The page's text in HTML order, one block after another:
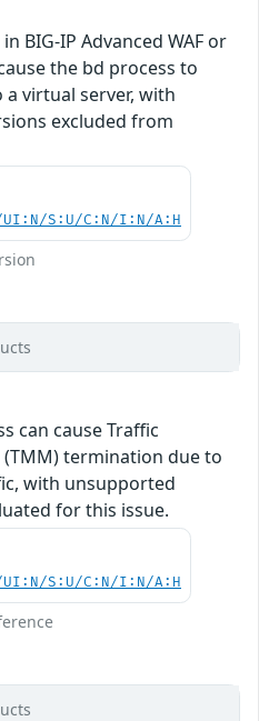
BIG-IP Advanced WAF or
the bd process to
virtual server, with
excluded from
UI:N/S:U/C:N/I:N/A:H
can cause Traffic
termination due to
with unsupported
for this issue.
UI:N/S:U/C:N/I:N/A:H